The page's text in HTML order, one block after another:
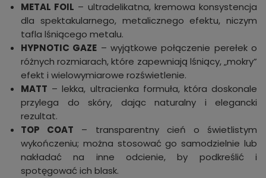
METAL FOIL – ultradelikatna, kremowa konsystencja
dla spektakularnego, metalicznego efektu, niczym
tafla lśniącego metalu.
HYPNOTIC GAZE – wyjątkowe połączenie perełek o
różnych rozmiarach, które zapewniają lśniący, „mokry”
efekt i wielowymiarowe rozświetlenie.
MATT – lekka, ultracienka formuła, która doskonale
przylega do skóry, dając naturalny i elegancki
rezultat.
TOP COAT – transparentny cień o świetlistym
wykończeniu; można stosować go samodzielnie lub
nakładać na inne odcienie, by podkreślić i
spotęgować ich blask.